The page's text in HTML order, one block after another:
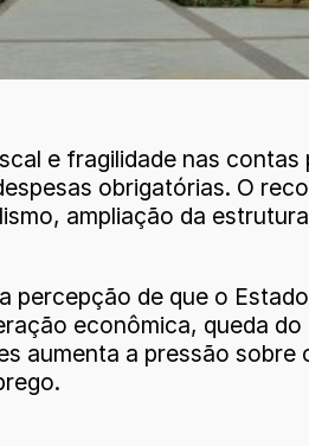
e fragilidade nas
obrigatórias. O
ampliação da
de que o
econômica, queda
aumenta a pressão